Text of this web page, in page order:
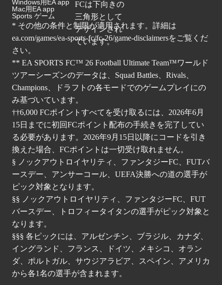
Windows用EA app
Mac用EA app
Sports ゲーム
* その他の条件と制限が適用されます。詳細は
ea.com/games/ea-sports-fc/fc-26/game-disclaimersをご覧くだ
さい。
** EA SPORTS FC™ 26 Football Ultimate Team™ワールド
ツアーシーズンのデータは、Squad Battles、Rivals、
Champions、ドラフトの各モードでのゲームプレイにの
み基づいています。
††6,000 FCポイントすべてを受け取るには、2026年6月
15日までに初回FCポイント配布の手続きを完了してい
る必要があります。2026年9月15日以降にコードを引き
換えた場合、FCポイントは一切受け取れません。
§ ノックアウトロイヤリティ、ファンタジーFC、FUTバ
ースデー、アンサーコール、UEFA決勝への道の選手が
ピック対象となります。
§§ ノックアウトロイヤリティ、ファンタジーFC、FUT
バースデー、トロフィータイタンの選手がピック対象と
なります。
§§§ 各ピックには、アルゼンチン、ブラジル、カナダ、
イングランド、フランス、ドイツ、メキシコ、オラン
ダ、ポルトガル、サウジアラビア、スペイン、アメリカ
から各1名の選手が含まれます。